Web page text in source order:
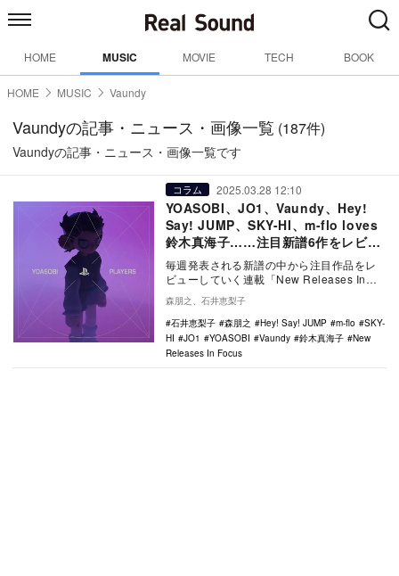
HOME MUSIC MOVIE TECH BOOK
HOME MUSIC Vaundy
Vaundyの記事・ニュース・画像一覧 (187件)
Vaundyの記事・ニュース・画像一覧です
コラム 2025.03.28 12:10
YOASOBI、JO1、Vaundy、Hey!
Say! JUMP、SKY-HI、m-flo loves
鈴木真海子……注目新譜6作をレビュ
ー
毎週発表される新譜の中から注目作品をレ
ビューしていく連載「New Releases In
Focus」。今回はYOASOBI「P…
森朋之、石井恵梨子
石井恵梨子
森朋之 Hey! Say! JUMP m-flo
SKY-
HI
JO1 YOASOBI Vaundy 鈴木真海子
New
Releases In Focus